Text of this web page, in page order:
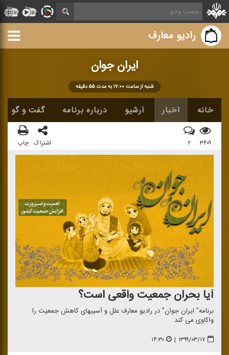
رادیو معارف
ایران جوان
شنبه از ساعت ۱۷:۰۰ به مدت ۵۵ دقیقه
خانه اخبار آرشیو درباره برنامه گفت و گو
۳۴۰۹ ۲ اشتراک چاپ
آیا بحران جمعیت واقعی است؟
برنامه" ایران جوان" در رادیو معارف علل و آسیبهای كاهش جمعیت را
واكاوی می كند
۱۳۹۹/۰۳/۱۷ | ۱۴:۳۰